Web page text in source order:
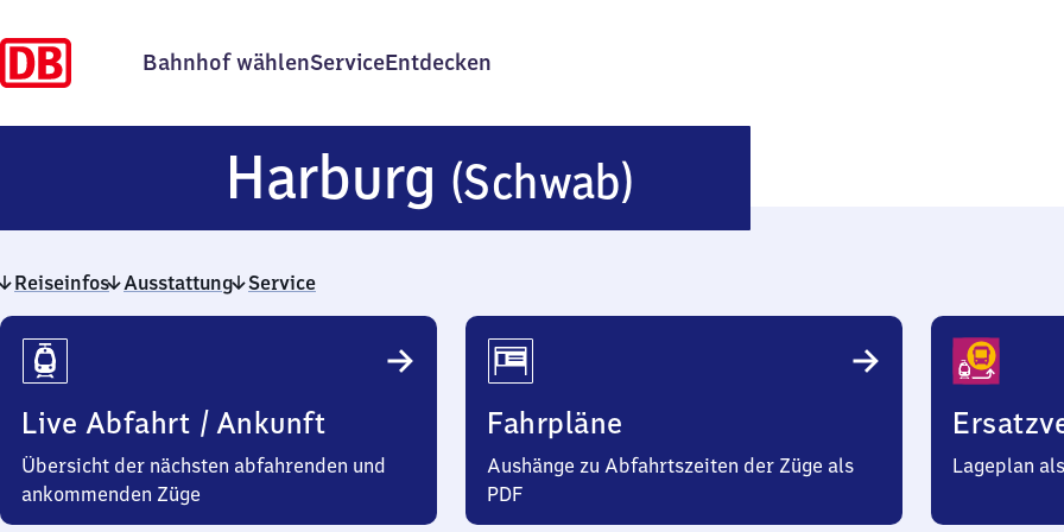
Bahnhof wählenServiceEntdecken
Harburg (Schwab)
(Schwaben)
Reiseinfos Ausstattung Service
Reiseinfos
Live Abfahrt / Ankunft
Übersicht der nächsten abfahrenden und
ankommenden Züge
Fahrpläne
Aushänge zu Abfahrtszeiten der Züge als
PDF
Lageplan